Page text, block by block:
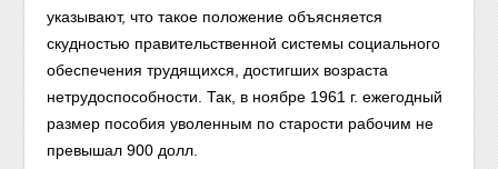
указывают, что такое положение объясняется
скудностью правительственной системы социального
обеспечения трудящихся, достигших возраста
нетрудоспособности. Так, в ноябре 1961 г. ежегодный
размер пособия уволенным по старости рабочим не
превышал 900 долл.